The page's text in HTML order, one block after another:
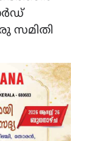
സമിതി